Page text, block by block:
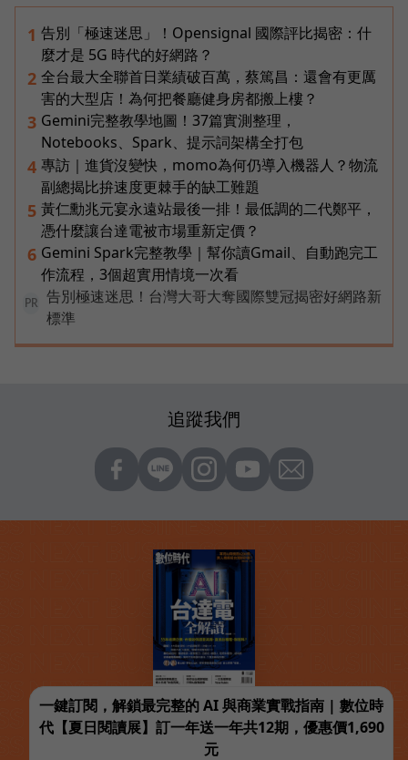
1 告別「極速迷思」！Opensignal 國際評比揭密：什
麼才是 5G 時代的好網路？
2 全台最大全聯首日業績破百萬，蔡篤昌：還會有更厲
害的大型店！為何把餐廳健身房都搬上樓？
3 Gemini完整教學地圖！37篇實測整理，
Notebooks、Spark、提示詞架構全打包
4 專訪｜進貨沒變快，momo為何仍導入機器人？物流
副總揭比拚速度更棘手的缺工難題
5 黃仁勳兆元宴永遠站最後一排！最低調的二代鄭平，
憑什麼讓台達電被市場重新定價？
6 Gemini Spark完整教學｜幫你讀Gmail、自動跑完工
作流程，3個超實用情境一次看
PR
告別極速迷思！台灣大哥大奪國際雙冠揭密好網路新
標準
追蹤我們
一鍵訂閱，解鎖最完整的 AI 與商業實戰指南 | 數位時
代【夏日閱讀展】訂一年送一年共12期，優惠價1,690
元